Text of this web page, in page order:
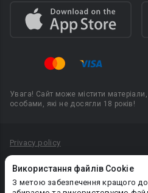
Використання файлів Cookie
З метою забезпечення кращого
Увага! Сайт може містити
особами, які не досягли 18 років!
Privacy policy
Політика конфіденційності